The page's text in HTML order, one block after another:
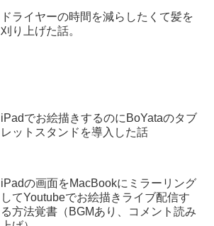
ドライヤーの時間を減らしたくて髪を
刈り上げた話。
iPadでお絵描きするのにBoYataのタブ
レットスタンドを導入した話
iPadの画面をMacBookにミラーリング
してYoutubeでお絵描きライブ配信す
る方法覚書（BGMあり、コメント読み